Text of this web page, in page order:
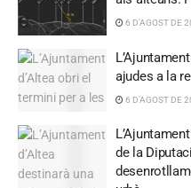
6 D'AGOST DE
ajudes a la
6 D'AGOST DE
de la